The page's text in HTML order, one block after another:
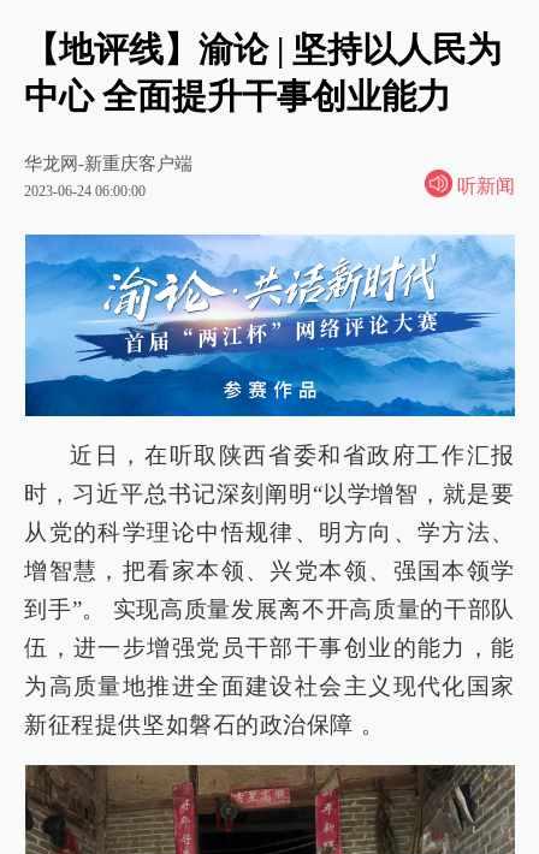
【地评线】渝论 | 坚持以人民为
中心 全面提升干事创业能力
华龙网-新重庆客户端
2023-06-24 06:00:00 听新闻
近日，在听取陕西省委和省政府工作汇报
时，习近平总书记深刻阐明“以学增智，就是要
从党的科学理论中悟规律、明方向、学方法、
增智慧，把看家本领、兴党本领、强国本领学
到手”。 实现高质量发展离不开高质量的干部队
伍，进一步增强党员干部干事创业的能力，能
为高质量地推进全面建设社会主义现代化国家
新征程提供坚如磐石的政治保障 。